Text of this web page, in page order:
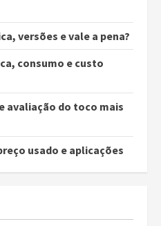
versões e vale a pena?
consumo e custo
avaliação do toco mais
usado e aplicações